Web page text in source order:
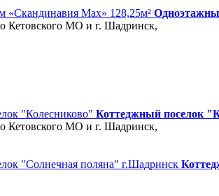
Кетовского МО и г. Шадринск,
Коттеджный поселок
Кетовского МО и г. Шадринск,